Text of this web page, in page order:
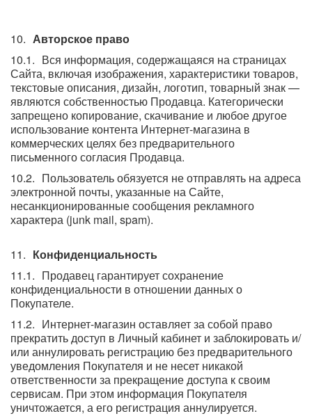
Авторское право
Вся информация, содержащаяся на страницах
Сайта, включая изображения, характеристики товаров,
текстовые описания, дизайн, логотип, товарный знак —
являются собственностью Продавца. Категорически
запрещено копирование, скачивание и любое другое
использование контента Интернет-магазина в
коммерческих целях без предварительного
письменного согласия Продавца.
Пользователь обязуется не отправлять на адреса
электронной почты, указанные на Сайте,
несанкционированные сообщения рекламного
характера (junk mail, spam).
Конфиденциальность
Продавец гарантирует сохранение
конфиденциальности в отношении данных о
Покупателе.
Интернет-магазин оставляет за собой право
прекратить доступ в Личный кабинет и заблокировать и/
или аннулировать регистрацию без предварительного
уведомления Покупателя и не несет никакой
ответственности за прекращение доступа к своим
сервисам. При этом информация Покупателя
уничтожается, а его регистрация аннулируется.